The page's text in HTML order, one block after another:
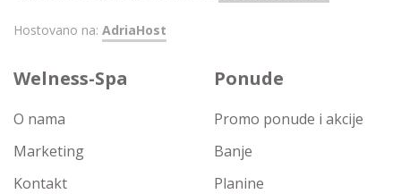
Hostovano na: AdriaHost
Welness-Spa
O nama
Marketing
Kontakt
Ponude
Promo ponude i akcije
Banje
Planine